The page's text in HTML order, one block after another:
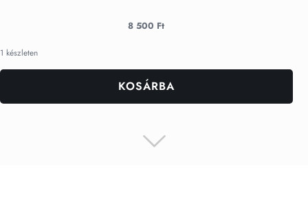
8 500 Ft
1 készleten
KOSÁRBA